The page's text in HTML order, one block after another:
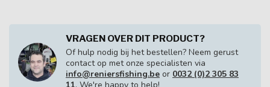
VRAGEN OVER DIT PRODUCT?
Of hulp nodig bij het bestellen? Neem gerust
contact op met onze specialisten via
info@reniersfishing.be or 0032 (0)2 305 83